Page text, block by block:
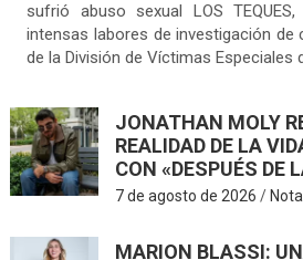
sufrió abuso sexual LOS
intensas labores de investigación de
de la División de Víctimas Especiales
JONATHAN MOLY
REALIDAD DE LA
CON «DESPUÉS DE
7 de agosto de 2026
MARION BLASSI: